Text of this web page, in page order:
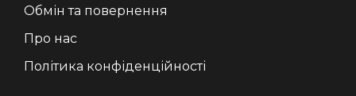
Обмін та повернення
Про нас
Політика конфіденційності